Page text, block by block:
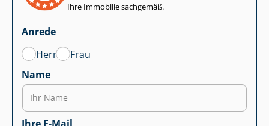
Ihre Immobilie sachgemäß.
Anrede
Herr
Frau
Name